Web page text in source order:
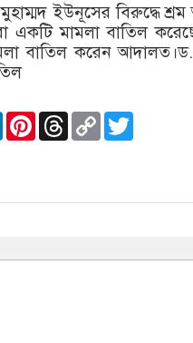
ইউনূসের বিরুদ্ধে
একটি মামলা বাতিল
বাতিল করেন
LinkedInPinterest
Threads
Copy
Link